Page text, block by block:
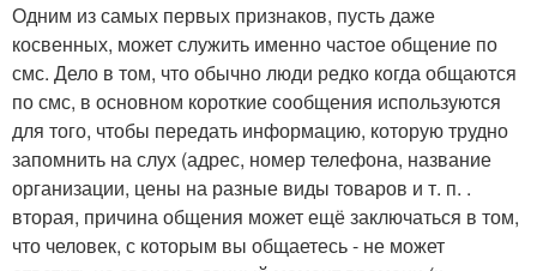
Одним из самых первых признаков, пусть даже
косвенных, может служить именно частое общение по
смс. Дело в том, что обычно люди редко когда общаются
по смс, в основном короткие сообщения используются
для того, чтобы передать информацию, которую трудно
запомнить на слух (адрес, номер телефона, название
организации, цены на разные виды товаров и т. п. .
вторая, причина общения может ещё заключаться в том,
что человек, с которым вы общаетесь - не может